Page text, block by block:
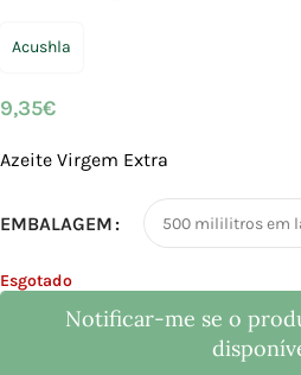
Acushla
9,35€
Azeite Virgem Extra
EMBALAGEM
Esgotado
Notificar-me se o